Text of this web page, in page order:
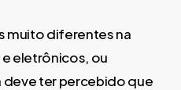
muito diferentes na
eletrônicos, ou
ter percebido que